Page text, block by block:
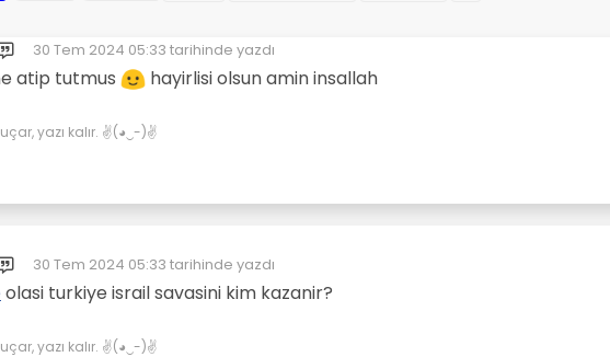
30 Tem 2024 05:33 tarihinde yazdı
Son düzenleyen:
atip tutmus hayirlisi olsun amin insallah
yazı kalır. ✌(◕‿-)✌
30 Tem 2024 05:33 tarihinde yazdı
Son düzenleyen:
olasi turkiye israil savasini kim kazanir?
yazı kalır. ✌(◕‿-)✌